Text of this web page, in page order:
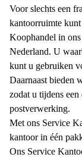
Voor slechts een
kantoorruimte
Koophandel in
Nederland. U
kunt u gebruiken
Daarnaast bieden
zodat u tijdens
postverwerking.
Met ons Service
kantoor in één
Ons Service